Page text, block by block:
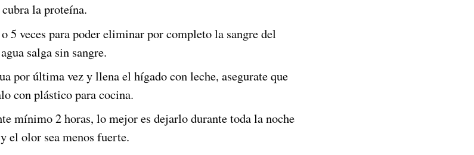
la proteína.
5 veces para poder eliminar por completo la sangre del
salga sin sangre.
por última vez y llena el hígado con leche, asegurate que
con plástico para cocina.
mínimo 2 horas, lo mejor es dejarlo durante toda la noche
el olor sea menos fuerte.